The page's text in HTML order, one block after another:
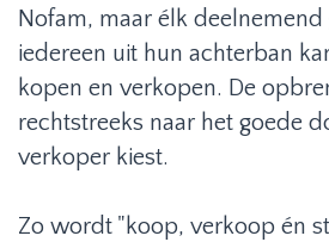
Nofam, maar élk
iedereen uit hun achterban
kopen en verkopen. De
rechtstreeks naar het goede
verkoper kiest.
Zo wordt "koop, verkoop én